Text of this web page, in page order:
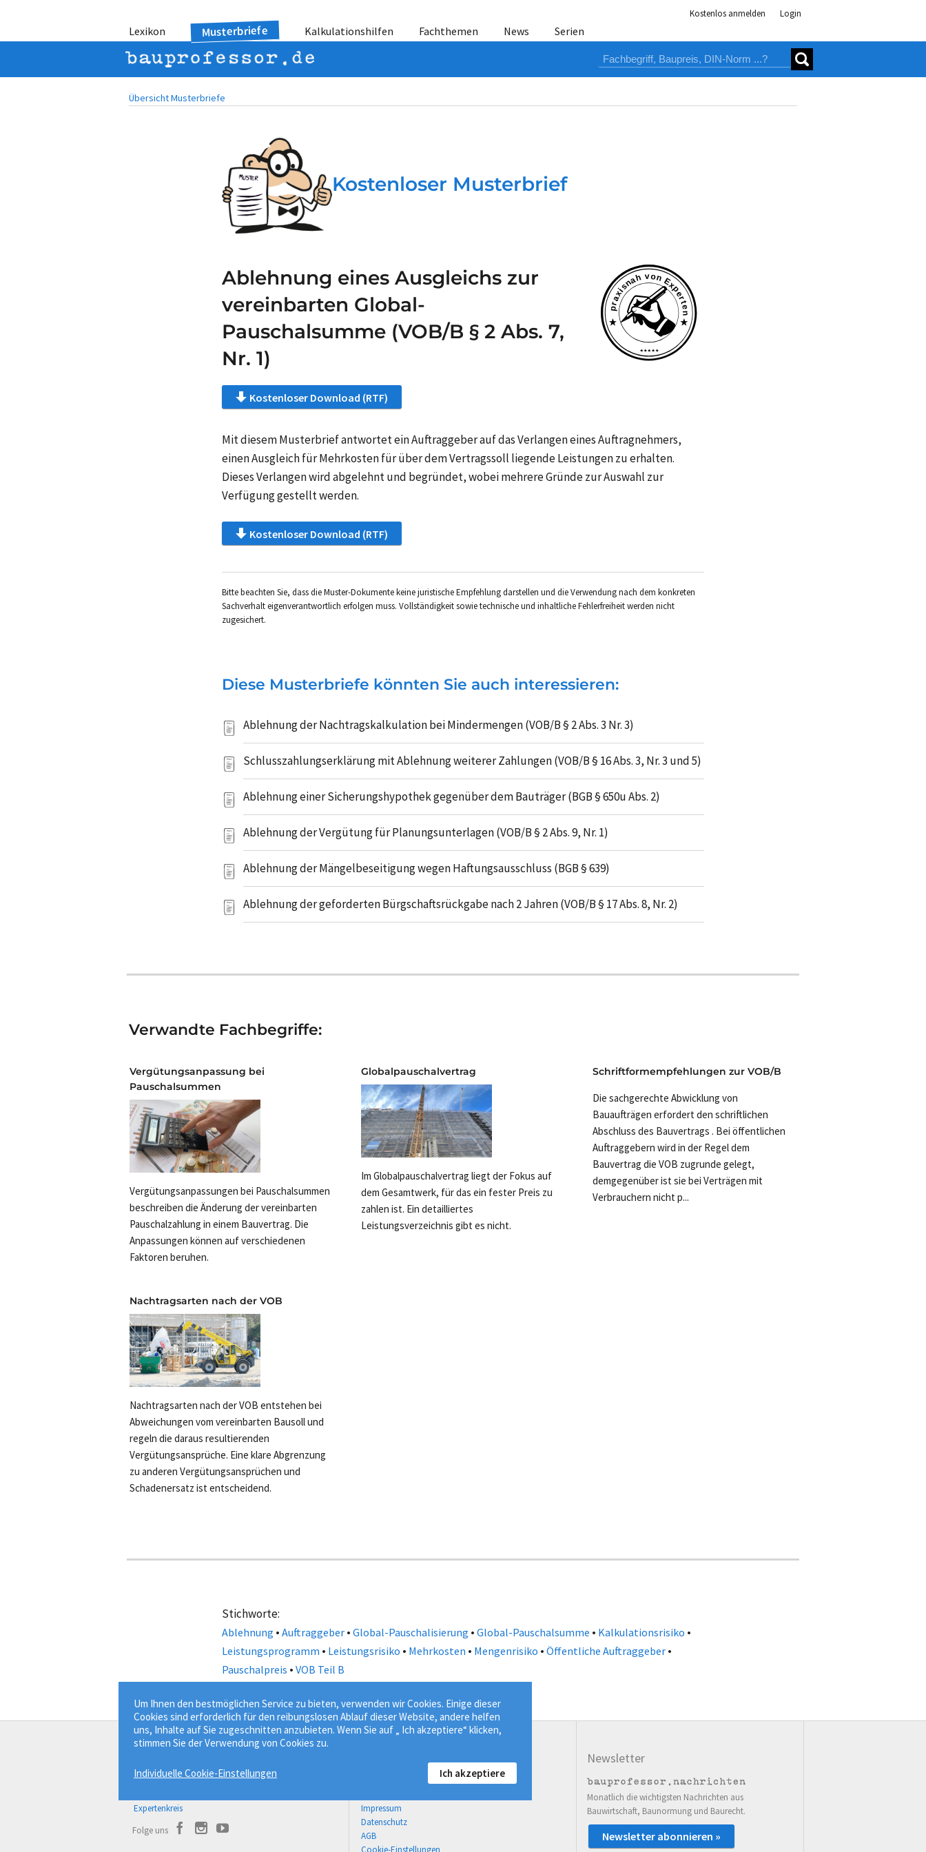
Kostenlos anmelden Login
Lexikon Musterbriefe Kalkulationshilfen Fachthemen News Serien
Übersicht Musterbriefe
Kostenloser Musterbrief
Ablehnung eines Ausgleichs zur
vereinbarten Global-
Pauschalsumme (VOB/B § 2 Abs. 7,
Nr. 1)
Kostenloser Download (RTF)
Mit diesem Musterbrief antwortet ein Auftraggeber auf das Verlangen eines Auftragnehmers,
einen Ausgleich für Mehrkosten für über dem Vertragssoll liegende Leistungen zu erhalten.
Dieses Verlangen wird abgelehnt und begründet, wobei mehrere Gründe zur Auswahl zur
Verfügung gestellt werden.
Kostenloser Download (RTF)
Bitte beachten Sie, dass die Muster-Dokumente keine juristische Empfehlung darstellen und die Verwendung nach dem konkreten
Sachverhalt eigenverantwortlich erfolgen muss. Vollständigkeit sowie technische und inhaltliche Fehlerfreiheit werden nicht
zugesichert.
Diese Musterbriefe könnten Sie auch interessieren:
Ablehnung der Nachtragskalkulation bei Mindermengen (VOB/B § 2 Abs. 3 Nr. 3)
Schlusszahlungserklärung mit Ablehnung weiterer Zahlungen (VOB/B § 16 Abs. 3, Nr. 3 und 5)
Ablehnung einer Sicherungshypothek gegenüber dem Bauträger (BGB § 650u Abs. 2)
Ablehnung der Vergütung für Planungsunterlagen (VOB/B § 2 Abs. 9, Nr. 1)
Ablehnung der Mängelbeseitigung wegen Haftungsausschluss (BGB § 639)
Ablehnung der geforderten Bürgschaftsrückgabe nach 2 Jahren (VOB/B § 17 Abs. 8, Nr. 2)
Verwandte Fachbegriffe:
Vergütungsanpassung bei
Pauschalsummen
Vergütungsanpassungen bei Pauschalsummen
beschreiben die Änderung der vereinbarten
Pauschalzahlung in einem Bauvertrag. Die
Anpassungen können auf verschiedenen
Faktoren beruhen.
Globalpauschalvertrag
Im Globalpauschalvertrag liegt der Fokus auf
dem Gesamtwerk, für das ein fester Preis zu
zahlen ist. Ein detailliertes
Leistungsverzeichnis gibt es nicht.
Schriftformempfehlungen zur VOB/B
Die sachgerechte Abwicklung von
Bauaufträgen erfordert den schriftlichen
Abschluss des Bauvertrags . Bei öffentlichen
Auftraggebern wird in der Regel dem
Bauvertrag die VOB zugrunde gelegt,
demgegenüber ist sie bei Verträgen mit
Verbrauchern nicht p...
Nachtragsarten nach der VOB
Nachtragsarten nach der VOB entstehen bei
Abweichungen vom vereinbarten Bausoll und
regeln die daraus resultierenden
Vergütungsansprüche. Eine klare Abgrenzung
zu anderen Vergütungsansprüchen und
Schadenersatz ist entscheidend.
Stichworte:
Ablehnung • Auftraggeber • Global-Pauschalisierung • Global-Pauschalsumme • Kalkulationsrisiko •
Leistungsprogramm • Leistungsrisiko • Mehrkosten • Mengenrisiko • Öffentliche Auftraggeber •
Pauschalpreis • VOB Teil B
Bauwissen besser finden.
Expertenkreis
Folge uns
Impressum
Datenschutz
AGB
Cookie-Einstellungen
Newsletter
Monatlich die wichtigsten Nachrichten aus
Bauwirtschaft, Baunormung und Baurecht.
Newsletter abonnieren »
Um Ihnen den bestmöglichen Service zu bieten, verwenden wir Cookies. Einige dieser
Cookies sind erforderlich für den reibungslosen Ablauf dieser Website, andere helfen
uns, Inhalte auf Sie zugeschnitten anzubieten. Wenn Sie auf „ Ich akzeptiere“ klicken,
stimmen Sie der Verwendung von Cookies zu.
Individuelle Cookie-Einstellungen Ich akzeptiere